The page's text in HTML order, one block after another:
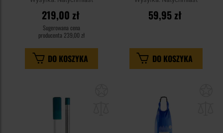
219,00 zł
Sugerowana cena
producenta 239,00 zł
DO KOSZYKA
59,95 zł
DO KOSZYKA